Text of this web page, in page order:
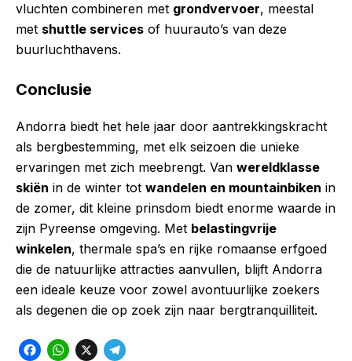
vluchten combineren met grondvervoer, meestal
met shuttle services of huurauto’s van deze
buurluchthavens.
Conclusie
Andorra biedt het hele jaar door aantrekkingskracht
als bergbestemming, met elk seizoen die unieke
ervaringen met zich meebrengt. Van wereldklasse
skiën in de winter tot wandelen en mountainbiken in
de zomer, dit kleine prinsdom biedt enorme waarde in
zijn Pyreense omgeving. Met belastingvrije
winkelen, thermale spa’s en rijke romaanse erfgoed
die de natuurlijke attracties aanvullen, blijft Andorra
een ideale keuze voor zowel avontuurlijke zoekers
als degenen die op zoek zijn naar bergtranquilliteit.
F
W
X
T